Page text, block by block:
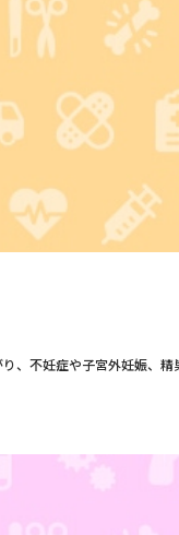
、不妊症や子宮外妊娠、精